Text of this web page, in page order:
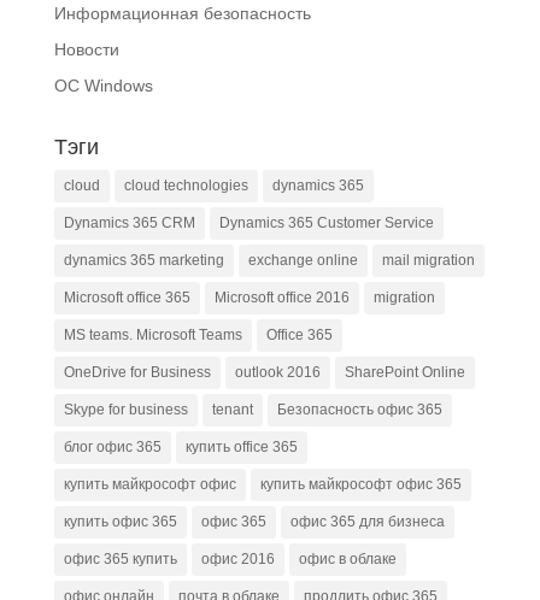
Информационная безопасность
Новости
ОС Windows
Тэги
cloud cloud technologies dynamics 365
Dynamics 365 CRM Dynamics 365 Customer Service
dynamics 365 marketing exchange online mail migration
Microsoft office 365 Microsoft office 2016 migration
MS teams. Microsoft Teams Office 365
OneDrive for Business outlook 2016 SharePoint Online
Skype for business tenant Безопасность офис 365
блог офис 365 купить office 365
купить майкрософт офис купить майкрософт офис 365
купить офис 365 офис 365 офис 365 для бизнеса
офис 365 купить офис 2016 офис в облаке
офис онлайн почта в облаке продлить офис 365